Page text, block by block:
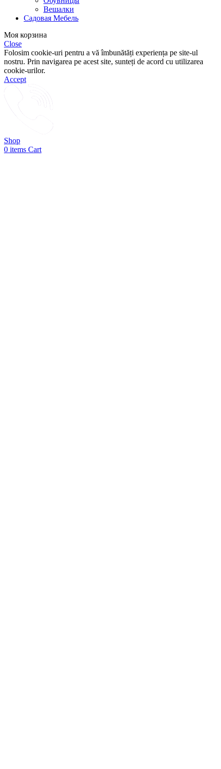
Вешалки
Садовая Мебель
Моя корзина
Close
Folosim cookie-uri pentru a vă îmbunătăți experiența pe site-ul
nostru. Prin navigarea pe acest site, sunteți de acord cu utilizarea
cookie-urilor.
Accept
Shop
0 items Cart